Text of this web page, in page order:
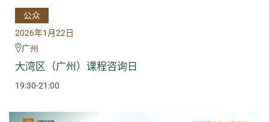
公众
2026年1月22日
广州
大湾区（广州）课程咨询日
19:30-21:00